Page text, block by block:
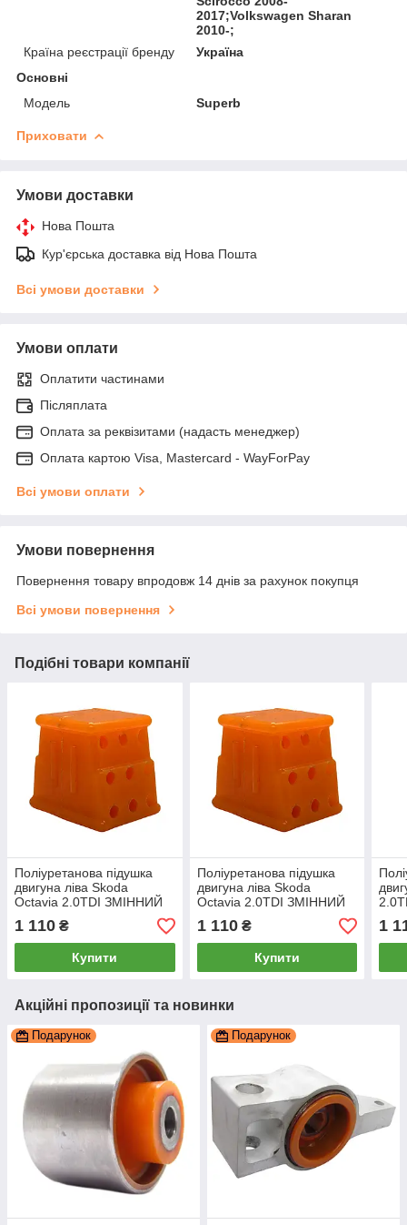
2017;Volkswagen Sharan
2010-;
Країна реєстрації бренду
Україна
Основні
Модель
Superb
Приховати
Умови доставки
Нова Пошта
Кур'єрська доставка від Нова Пошта
Всі умови доставки
Умови оплати
Оплатити частинами
Післяплата
Оплата за реквізитами (надасть менеджер)
Оплата картою Visa, Mastercard - WayForPay
Всі умови оплати
Умови повернення
Повернення товару впродовж 14 днів за рахунок покупця
Всі умови повернення
Подібні товари компанії
Поліуретанова підушка
двигуна ліва Skoda
Octavia 2.0TDI ЗМІННИЙ
ВКЛАДИШ, PP-0385pc
1 110 ₴
Купити
Поліуретанова підушка
двигуна ліва Skoda
Octavia 2.0TDI ЗМІННИЙ
ВКЛАДИШ, PP-0385pc
1 110₴
Купити
1
Акційні пропозиції та новинки
Подарунок Подарунок